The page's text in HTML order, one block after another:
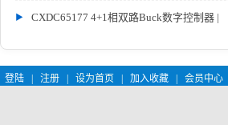
CXDC65177 4+1相双路Buck数字控制器 |
登陆 注册 设为首页 加入收藏 会员中心